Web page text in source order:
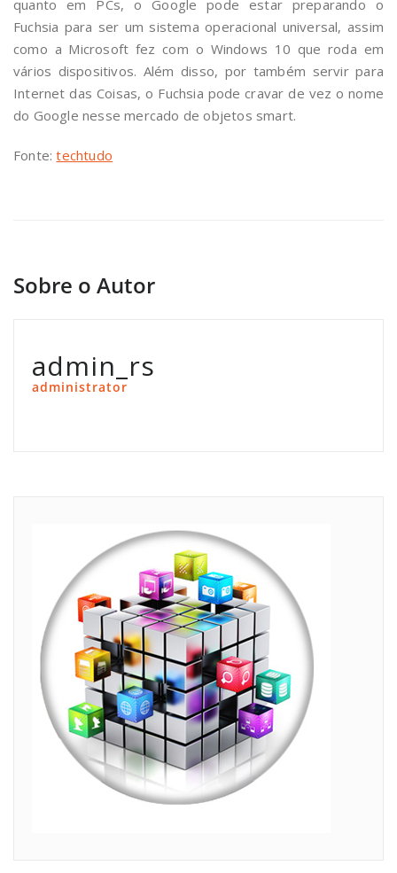
quanto em PCs, o Google pode estar preparando o
Fuchsia para ser um sistema operacional universal, assim
como a Microsoft fez com o Windows 10 que roda em
vários dispositivos. Além disso, por também servir para
Internet das Coisas, o Fuchsia pode cravar de vez o nome
do Google nesse mercado de objetos smart.
Fonte:techtudo
Sobre o Autor
admin_rs
administrator